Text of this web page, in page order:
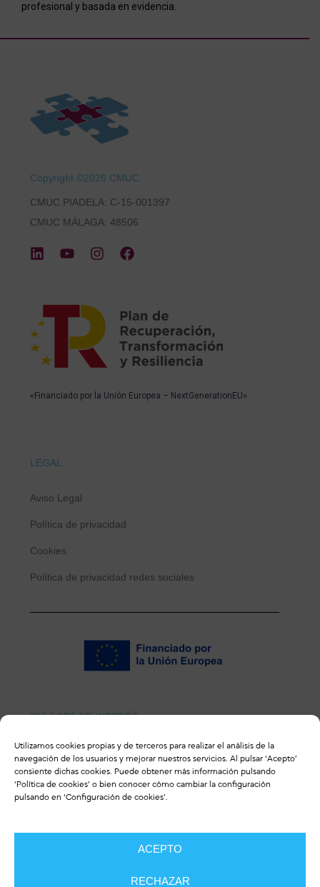
Utilizamos cookies propias y de terceros para realizar el análisis de la
navegación de los usuarios y mejorar nuestros servicios. Al pulsar ‘Acepto’
consiente dichas cookies. Puede obtener más información pulsando
‘Política de cookies’ o bien conocer cómo cambiar la configuración
pulsando en ‘Configuración de cookies’.
ACEPTO
RECHAZAR
profesional y basada en evidencia.
Copyright ©2026 CMUC
CMUC PIADELA: C-15-001397
CMUC MÁLAGA: 48506
«Financiado por la Unión Europea – NextGenerationEU»
LEGAL
Aviso Legal
Política de privacidad
Cookies
Política de privacidad redes sociales
ENLACES DE INTERÉS
Revista ulceras.info